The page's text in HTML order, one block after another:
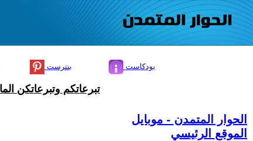
بنترست بودكاست
تبرعاتكم وتبرعاتكن
الحوار المتمدن - موبايل
الموقع الرئيسي